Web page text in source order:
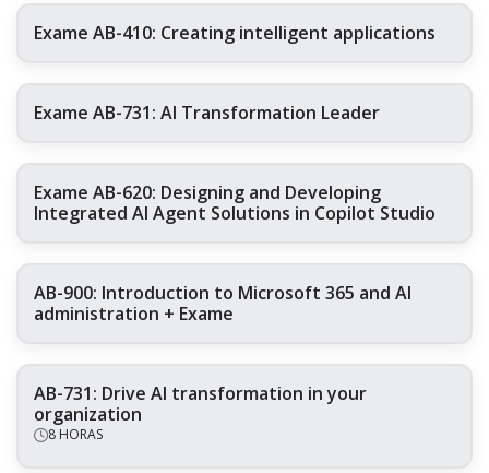
Exame AB-410: Creating intelligent applications
Exame AB-731: AI Transformation Leader
Exame AB-620: Designing and Developing
Integrated AI Agent Solutions in Copilot Studio
AB-900: Introduction to Microsoft 365 and AI
administration + Exame
AB-731: Drive AI transformation in your
organization
8 HORAS